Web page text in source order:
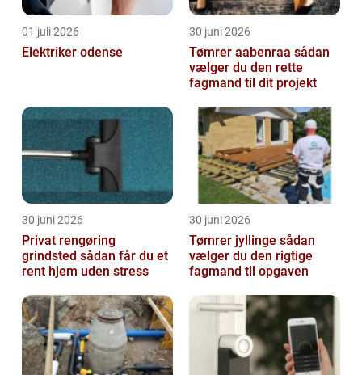
01 juli 2026
Elektriker odense
30 juni 2026
Tømrer aabenraa sådan
vælger du den rette
fagmand til dit projekt
30 juni 2026
Privat rengøring
grindsted sådan får du et
rent hjem uden stress
30 juni 2026
Tømrer jyllinge sådan
vælger du den rigtige
fagmand til opgaven